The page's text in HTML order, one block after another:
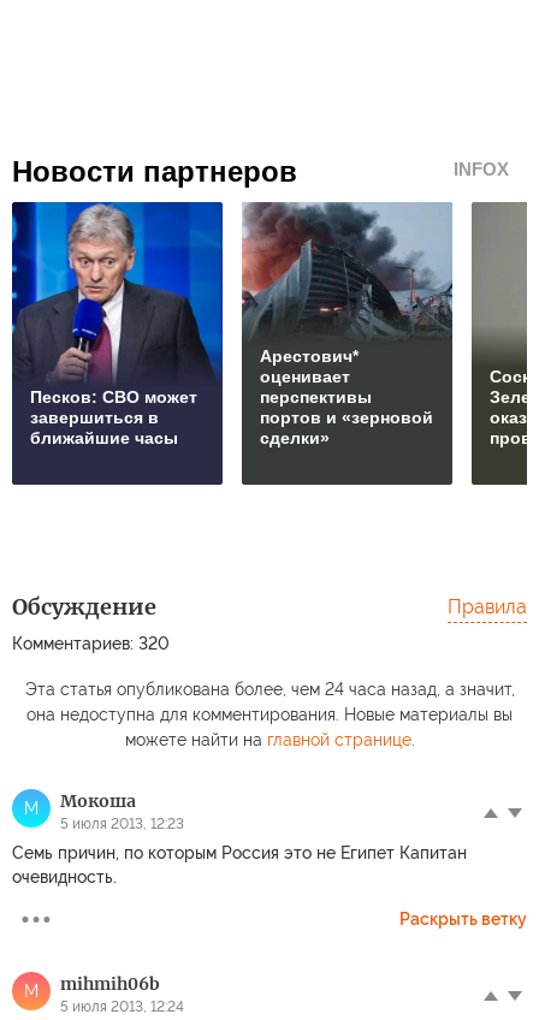
Новости партнеров INFOX
Песков: СВО может
завершиться в
ближайшие часы
Арестович*
оценивает
перспективы
портов и «зерновой
сделки»
Обсуждение
Комментариев: 320
Правила
Эта статья опубликована более, чем 24 часа назад, а значит,
она недоступна для комментирования. Новые материалы вы
можете найти на главной странице.
М Мокоша
5 июля 2013, 12:23
Семь причин, по которым Россия это не Египет Капитан
очевидность.
Раскрыть ветку
M mihmih06b
5 июля 2013, 12:24